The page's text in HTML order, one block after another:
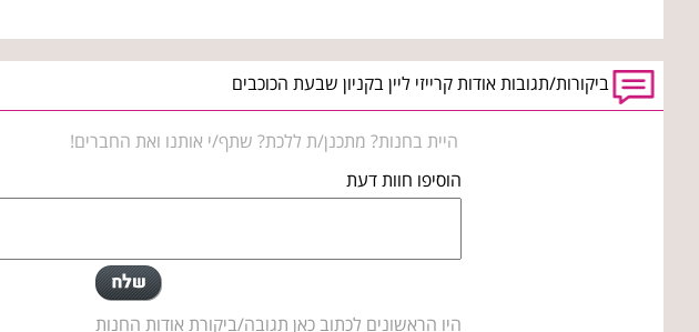
ביקורות/תגובות אודות קרייזי ליין בקניון שבעת הכוכבים
היית בחנות? מתכנן/ת ללכת? שתף/י אותנו ואת החברים!
הוסיפו חוות דעת
היו הראשונים לכתוב כאן תגובה/ביקורת אודות החנות